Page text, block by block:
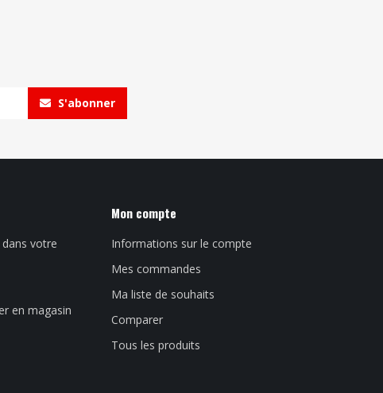
S'abonner
votre
en magasin
Mon compte
Informations sur le compte
Mes commandes
Ma liste de souhaits
Comparer
Tous les produits